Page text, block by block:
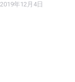
2019年12月4日